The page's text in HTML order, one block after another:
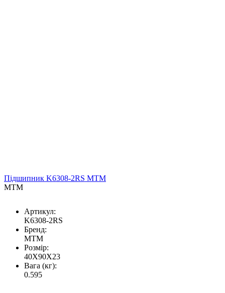
Підшипник K6308-2RS MTM
MTM
Артикул:
K6308-2RS
Бренд:
MTM
Розмір:
40X90X23
Вага (кг):
0.595